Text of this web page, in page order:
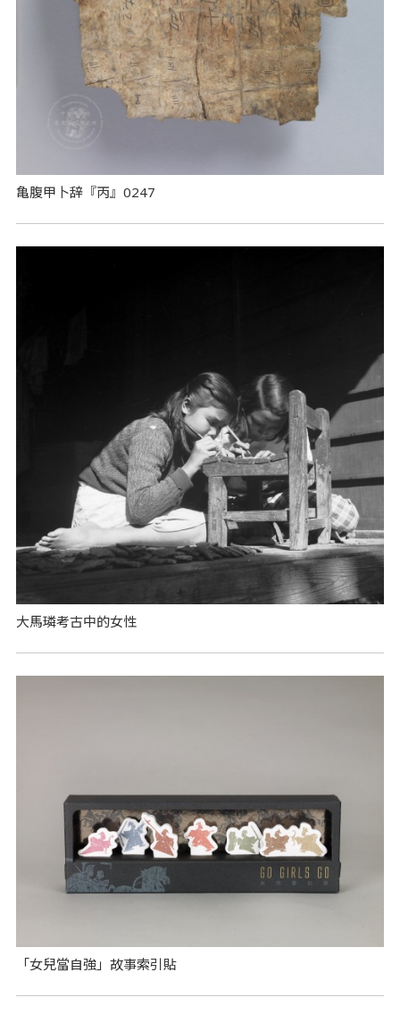
亀腹甲卜辞『丙』0247
大馬璘考古中的女性
「女兒當自強」故事索引貼